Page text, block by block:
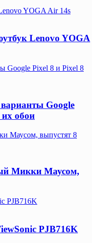
YOGA Air 14s
Lenovo YOGA
Google Pixel 8 и Pixel 8
Google
обои
Маусом, выпустят 8
Микки Маусом,
PJB716K
PJB716K